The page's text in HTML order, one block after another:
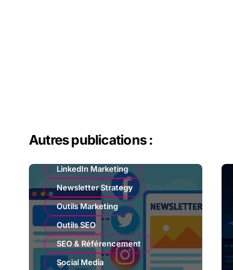
Autres publications :
Email Marketing
LinkedIn Marketing
Newsletter Strategy
Outils Marketing
Outils SEO
SEO & Référencement
Social Media